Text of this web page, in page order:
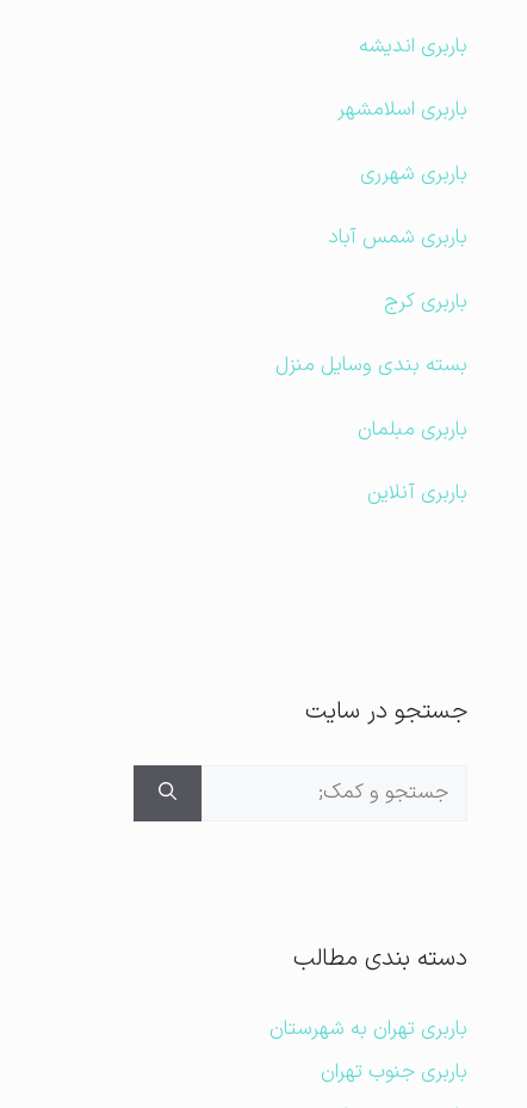
باربری اندیشه
باربری اسلامشهر
باربری شهرری
باربری شمس آباد
باربری کرج
بسته بندی وسایل منزل
باربری مبلمان
باربری آنلاین
جستجو در سایت
جستجوی
دسته بندی مطالب
باربری تهران به شهرستان
باربری جنوب تهران